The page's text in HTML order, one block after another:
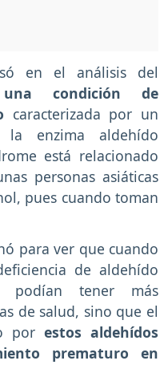
en el análisis del
una condición de
caracterizada por un
la enzima aldehído
está relacionado
personas asiáticas
pues cuando toman
para ver que cuando
de aldehído
podían tener más
de salud, sino que el
por estos aldehídos
prematuro en